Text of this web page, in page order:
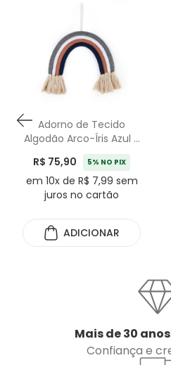
Adorno de Tecido
Algodão Arco-Íris Azul -
25cm
R$ 75,90 5% NO PIX
em 10x de R$ 7,99 sem
juros no cartão
ADICIONAR
Mais de 30
Confiança e